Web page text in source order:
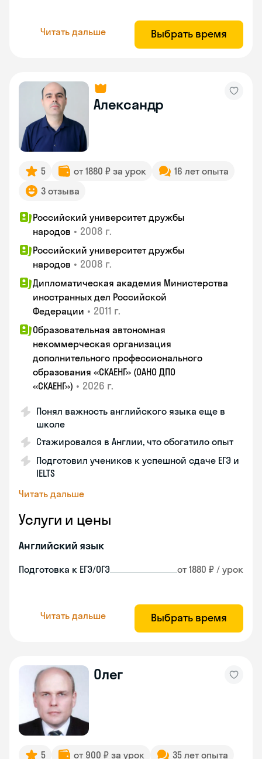
Читать дальше Выбрать время
Александр
5 от 1880 ₽ за урок
16 лет опыта
3 отзыва
Российский университет дружбы
народов • 2008 г.
Российский университет дружбы
народов • 2008 г.
Дипломатическая академия Министерства
иностранных дел Российской
Федерации • 2011 г.
Образовательная автономная
некоммерческая организация
дополнительного профессионального
образования «СКАЕНГ» (ОАНО ДПО
«СКАЕНГ») • 2026 г.
Понял важность английского языка еще в
школе
Стажировался в Англии, что обогатило опыт
Подготовил учеников к успешной сдаче ЕГЭ и
IELTS
Читать дальше
Услуги и цены
Английский язык
Подготовка к ЕГЭ/ОГЭ от 1880 ₽ / урок
Читать дальше Выбрать время
Олег
5 от 900 ₽ за урок 35 лет опыта